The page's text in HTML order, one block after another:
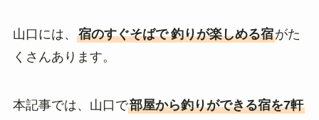
山口には、 宿のすぐそばで 釣りが楽しめる宿がた
くさんあります。
本記事では、山口で部屋から釣りができる宿を7軒